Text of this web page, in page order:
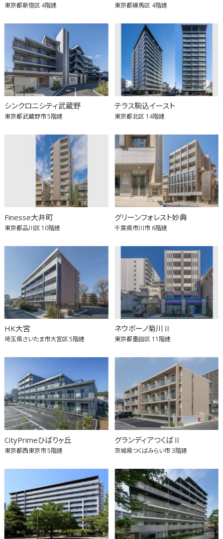
東京都新宿区4階建 東京都練馬区 4階建
シンクロニシティ武蔵野
東京都武蔵野市5階建
テラス駒込イースト
東京都北区 14階建
Finesse大井町
東京都品川区10階建
グリーンフォレスト妙典
千葉県市川市 6階建
HK大宮
埼玉県さいたま市大宮区5階建
ネウボーノ菊川Ⅱ
東京都墨田区 11階建
CityPrimeひばりヶ丘
東京都西東京市5階建
グランディアつくばⅡ
茨城県つくばみらい市3階建